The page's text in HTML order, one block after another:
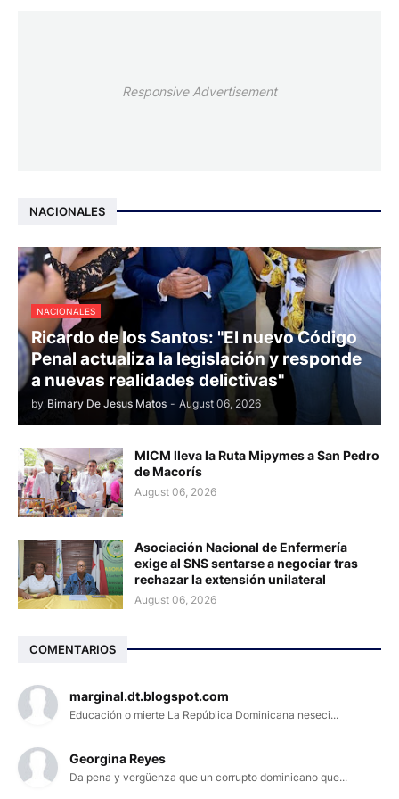
Responsive Advertisement
NACIONALES
NACIONALES
Ricardo de los Santos: "El nuevo Código
Penal actualiza la legislación y responde
a nuevas realidades delictivas"
by Bimary De Jesus Matos - August 06, 2026
MICM lleva la Ruta Mipymes a San Pedro
de Macorís
August 06, 2026
Asociación Nacional de Enfermería
exige al SNS sentarse a negociar tras
rechazar la extensión unilateral
August 06, 2026
COMENTARIOS
marginal.dt.blogspot.com
Educación o mierte La República Dominicana neseci...
Georgina Reyes
Da pena y vergüenza que un corrupto dominicano que...